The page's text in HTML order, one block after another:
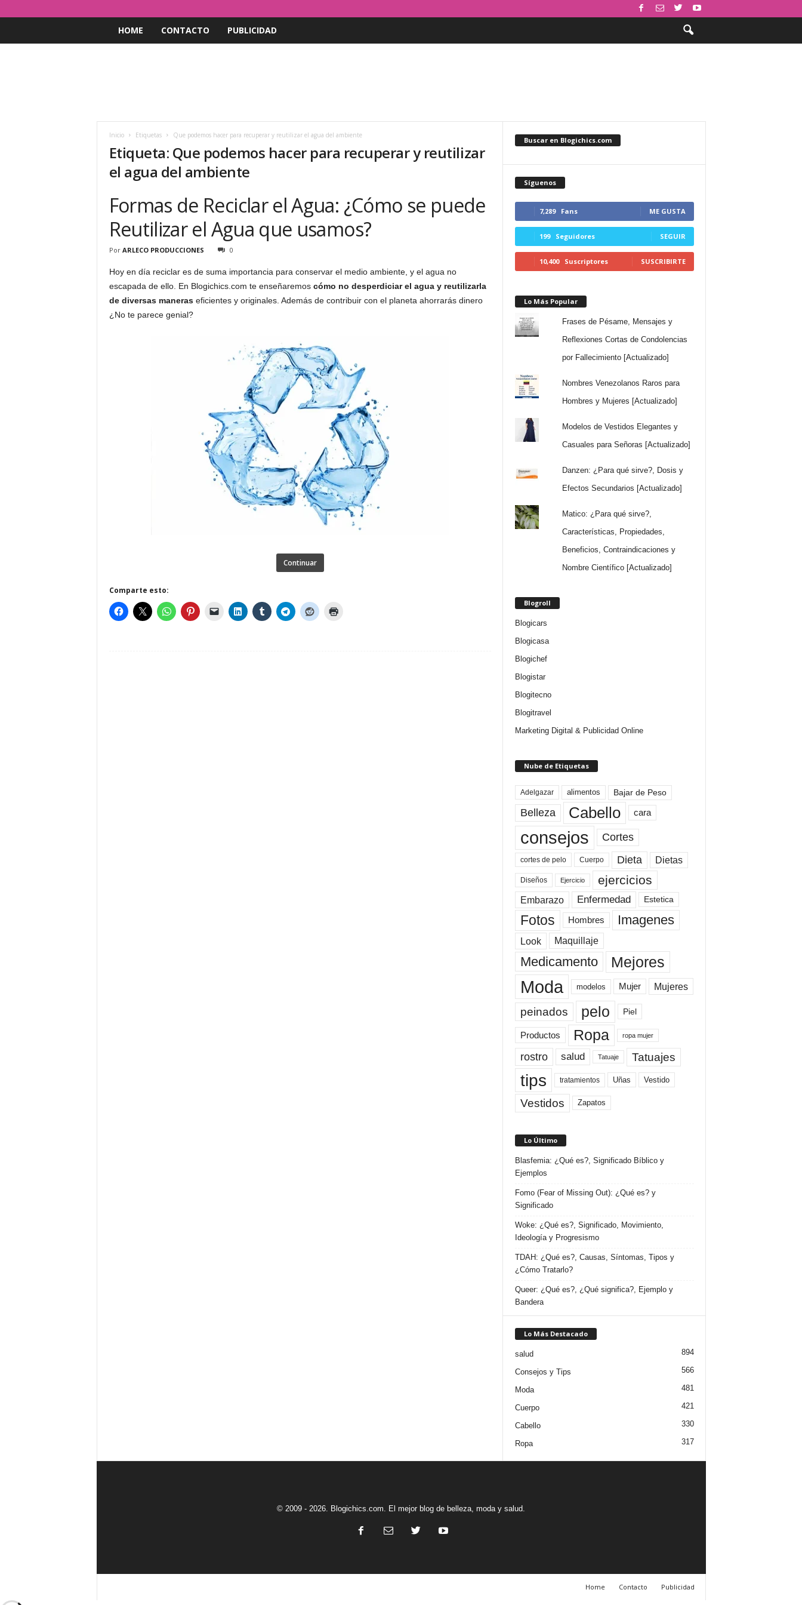
HOME CONTACTO PUBLICIDAD
Inicio Etiquetas Que podemos hacer para recuperar y reutilizar el agua del ambiente
Etiqueta: Que podemos hacer para recuperar y reutilizar
el agua del ambiente
Formas de Reciclar el Agua: ¿Cómo se puede
Reutilizar el Agua que usamos?
Por ARLECO PRODUCCIONES 0
Hoy en día reciclar es de suma importancia para conservar el medio ambiente, y el agua no
escapada de ello. En Blogichics.com te enseñaremos cómo no desperdiciar el agua y reutilizarla
de diversas maneraseficientes y originales. Además de contribuir con el planeta ahorrarás dinero
¿No te parece genial?
Continuar
Comparte esto:
Buscar en Blogichics.com
Síguenos
7,289 Fans ME GUSTA
199 Seguidores SEGUIR
10,400 Suscriptores SUSCRIBIRTE
Lo Más Popular
Frases de Pésame, Mensajes y
Reflexiones Cortas de Condolencias
por Fallecimiento [Actualizado]
Nombres Venezolanos Raros para
Hombres y Mujeres [Actualizado]
Modelos de Vestidos Elegantes y
Casuales para Señoras [Actualizado]
Danzen: ¿Para qué sirve?, Dosis y
Efectos Secundarios [Actualizado]
Matico: ¿Para qué sirve?,
Características, Propiedades,
Beneficios, Contraindicaciones y
Nombre Científico [Actualizado]
Blogroll
Blogicars
Blogicasa
Blogichef
Blogistar
Blogitecno
Blogitravel
Marketing Digital & Publicidad Online
Nube de Etiquetas
Adelgazar alimentos Bajar de Peso
Belleza Cabello cara
consejos Cortes
cortes de pelo Cuerpo Dieta Dietas
Diseños Ejercicio ejercicios
Embarazo Enfermedad Estetica
Fotos Hombres Imagenes
Look Maquillaje
Medicamento Mejores
Moda modelos Mujer Mujeres
peinados pelo Piel
Productos Ropa ropa mujer
rostro salud Tatuaje Tatuajes
tips tratamientos Uñas Vestido
Vestidos Zapatos
Lo Último
Blasfemia: ¿Qué es?, Significado Bíblico y
Ejemplos
Fomo (Fear of Missing Out): ¿Qué es? y
Significado
Woke: ¿Qué es?, Significado, Movimiento,
Ideología y Progresismo
TDAH: ¿Qué es?, Causas, Síntomas, Tipos y
¿Cómo Tratarlo?
Queer: ¿Qué es?, ¿Qué significa?, Ejemplo y
Bandera
Lo Más Destacado
salud 894
Consejos y Tips 566
Moda 481
Cuerpo 421
Cabello 330
Ropa 317
© 2009 - 2026. Blogichics.com. El mejor blog de belleza, moda y salud.
Home Contacto Publicidad